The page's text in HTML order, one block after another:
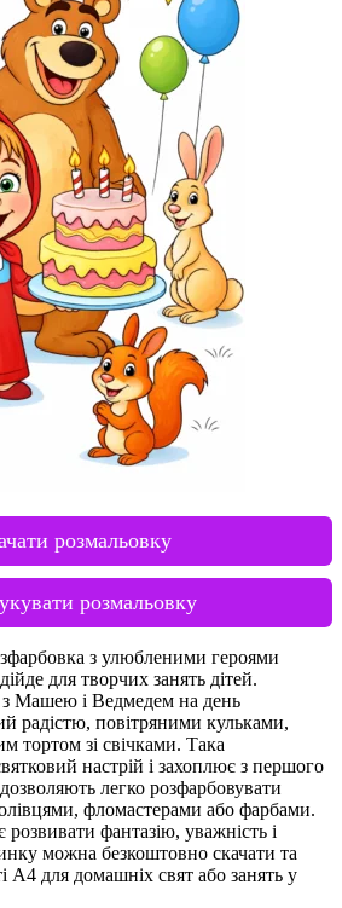
розмальовку
розмальовку
з улюбленими героями
для творчих занять дітей.
Машею і Ведмедем на день
радістю, повітряними кульками,
тортом зі свічками. Така
настрій і захоплює з першого
легко розфарбовувати
фломастерами або фарбами.
фантазію, уважність і
можна безкоштовно скачати та
А4 для домашніх свят або занять у